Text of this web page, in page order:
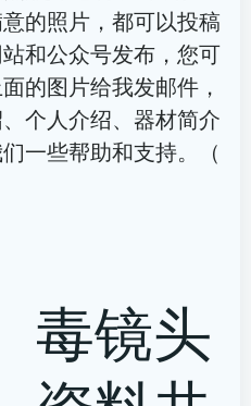
的照片，都可以投稿
和公众号发布，您可
的图片给我发邮件，
个人介绍、器材简介
一些帮助和支持。（
毒镜头